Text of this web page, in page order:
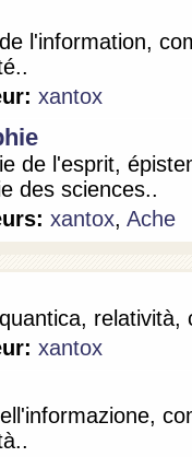
l'information,
xantox
de l'esprit,
des sciences..
xantox, Ache
relatività,
xantox